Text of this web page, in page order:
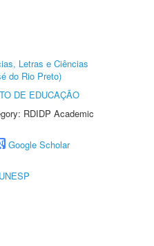
Letras e Ciências
do Rio Preto)
DE EDUCAÇÃO
RDIDP Academic
Google Scholar